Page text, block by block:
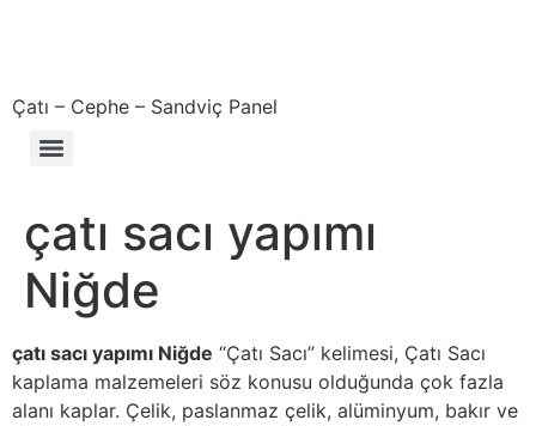
Çatı – Cephe – Sandviç Panel
çatı sacı yapımı
Niğde
çatı sacı yapımı Niğde “Çatı Sacı” kelimesi, Çatı Sacı
kaplama malzemeleri söz konusu olduğunda çok fazla
alanı kaplar. Çelik, paslanmaz çelik, alüminyum, bakır ve